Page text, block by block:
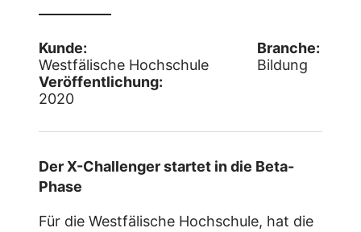
Kunde:
Westfälische Hochschule
Branche:
Bildung
Veröffentlichung:
2020
Der X-Challenger startet in die Beta-
Phase
Für die Westfälische Hochschule, hat die